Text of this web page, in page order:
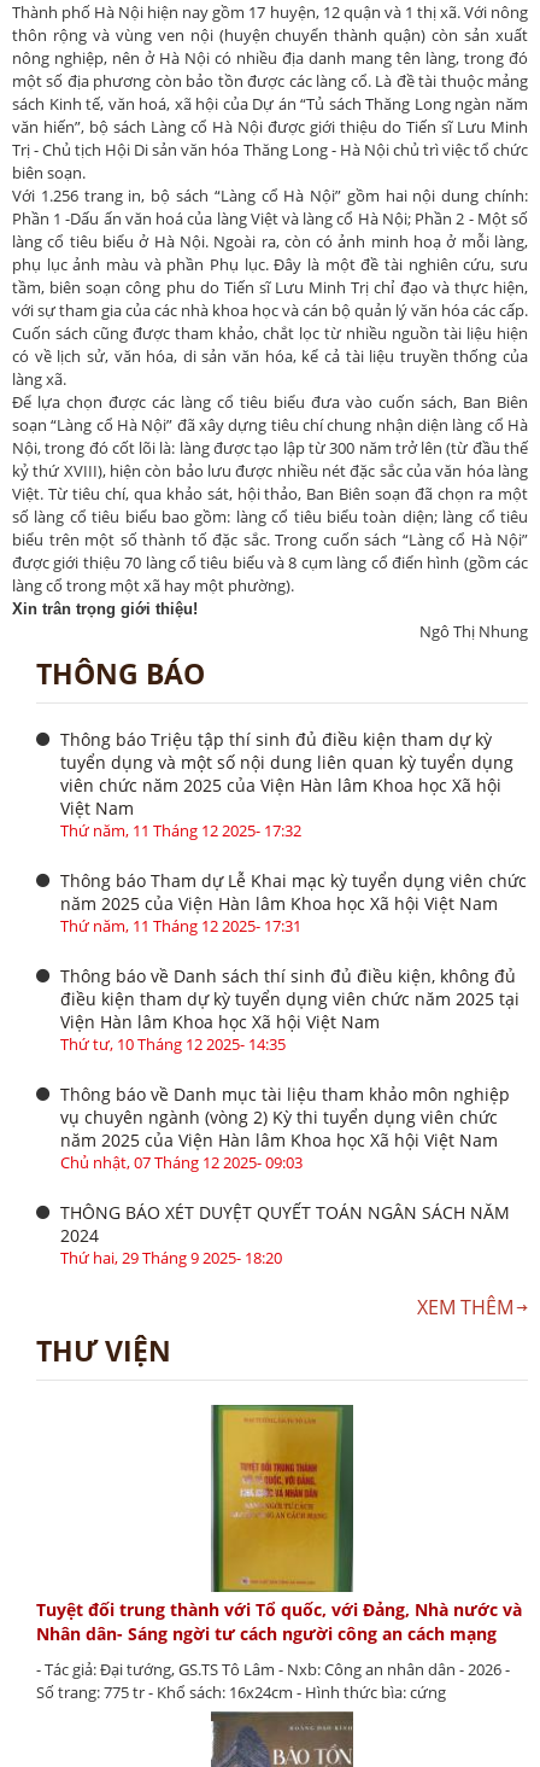
Thành phố Hà Nội hiện nay gồm 17 huyện, 12 quận và 1 thị xã. Với nông
thôn rộng và vùng ven nội (huyện chuyển thành quận) còn sản xuất
nông nghiệp, nên ở Hà Nội có nhiều địa danh mang tên làng, trong đó
một số địa phương còn bảo tồn được các làng cổ. Là đề tài thuộc mảng
sách Kinh tế, văn hoá, xã hội của Dự án “Tủ sách Thăng Long ngàn năm
văn hiến”, bộ sách Làng cổ Hà Nội được giới thiệu do Tiến sĩ Lưu Minh
Trị - Chủ tịch Hội Di sản văn hóa Thăng Long - Hà Nội chủ trì việc tổ chức
biên soạn.
Với 1.256 trang in, bộ sách “Làng cổ Hà Nội” gồm hai nội dung chính:
Phần 1 -Dấu ấn văn hoá của làng Việt và làng cổ Hà Nội; Phần 2 - Một số
làng cổ tiêu biểu ở Hà Nội. Ngoài ra, còn có ảnh minh hoạ ở mỗi làng,
phụ lục ảnh màu và phần Phụ lục. Đây là một đề tài nghiên cứu, sưu
tầm, biên soạn công phu do Tiến sĩ Lưu Minh Trị chỉ đạo và thực hiện,
với sự tham gia của các nhà khoa học và cán bộ quản lý văn hóa các cấp.
Cuốn sách cũng được tham khảo, chắt lọc từ nhiều nguồn tài liệu hiện
có về lịch sử, văn hóa, di sản văn hóa, kể cả tài liệu truyền thống của
làng xã.
Để lựa chọn được các làng cổ tiêu biểu đưa vào cuốn sách, Ban Biên
soạn “Làng cổ Hà Nội” đã xây dựng tiêu chí chung nhận diện làng cổ Hà
Nội, trong đó cốt lõi là: làng được tạo lập từ 300 năm trở lên (từ đầu thế
kỷ thứ XVIII), hiện còn bảo lưu được nhiều nét đặc sắc của văn hóa làng
Việt. Từ tiêu chí, qua khảo sát, hội thảo, Ban Biên soạn đã chọn ra một
số làng cổ tiêu biểu bao gồm: làng cổ tiêu biểu toàn diện; làng cổ tiêu
biểu trên một số thành tố đặc sắc. Trong cuốn sách “Làng cổ Hà Nội”
được giới thiệu 70 làng cổ tiêu biểu và 8 cụm làng cổ điển hình (gồm các
làng cổ trong một xã hay một phường).
Xin trân trọng giới thiệu!
Ngô Thị Nhung
THÔNG BÁO
Thông báo Triệu tập thí sinh đủ điều kiện tham dự kỳ
tuyển dụng và một số nội dung liên quan kỳ tuyển dụng
viên chức năm 2025 của Viện Hàn lâm Khoa học Xã hội
Việt Nam
Thứ năm, 11 Tháng 12 2025- 17:32
Thông báo Tham dự Lễ Khai mạc kỳ tuyển dụng viên chức
năm 2025 của Viện Hàn lâm Khoa học Xã hội Việt Nam
Thứ năm, 11 Tháng 12 2025- 17:31
Thông báo về Danh sách thí sinh đủ điều kiện, không đủ
điều kiện tham dự kỳ tuyển dụng viên chức năm 2025 tại
Viện Hàn lâm Khoa học Xã hội Việt Nam
Thứ tư, 10 Tháng 12 2025- 14:35
Thông báo về Danh mục tài liệu tham khảo môn nghiệp
vụ chuyên ngành (vòng 2) Kỳ thi tuyển dụng viên chức
năm 2025 của Viện Hàn lâm Khoa học Xã hội Việt Nam
Chủ nhật, 07 Tháng 12 2025- 09:03
THÔNG BÁO XÉT DUYỆT QUYẾT TOÁN NGÂN SÁCH NĂM
2024
Thứ hai, 29 Tháng 9 2025- 18:20
XEM THÊM
THƯ VIỆN
Tuyệt đối trung thành với Tổ quốc, với Đảng, Nhà nước và
Nhân dân- Sáng ngời tư cách người công an cách mạng
- Tác giả: Đại tướng, GS.TS Tô Lâm - Nxb: Công an nhân dân - 2026 -
Số trang: 775 tr - Khổ sách: 16x24cm - Hình thức bìa: cứng